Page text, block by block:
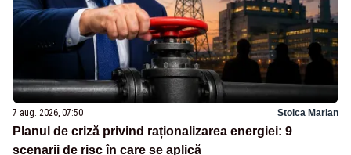
7 aug. 2026, 07:50 Stoica Marian
Planul de criză privind raționalizarea energiei: 9
scenarii de risc în care se aplică